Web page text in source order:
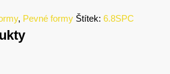
, Pevné formy Štítek: 6.8SPC